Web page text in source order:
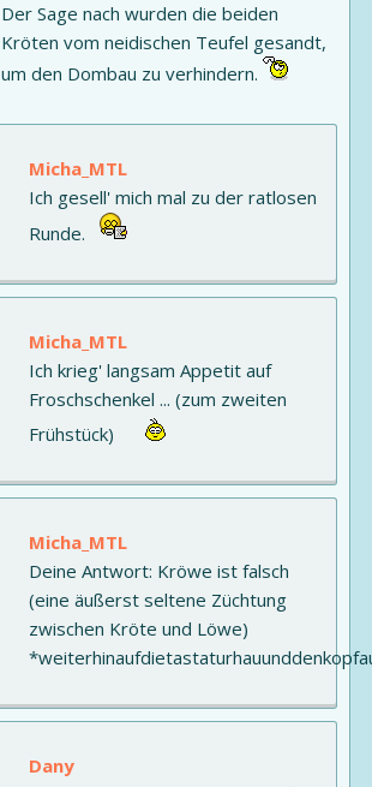
Der Sage nach wurden die beiden
Kröten vom neidischen Teufel gesandt,
um den Dombau zu verhindern.
Micha_MTL
Ich gesell' mich mal zu der ratlosen
Runde.
Micha_MTL
Ich krieg' langsam Appetit auf
Froschschenkel ... (zum zweiten
Frühstück)
Micha_MTL
Deine Antwort: Kröwe ist falsch
(eine äußerst seltene Züchtung
zwischen Kröte und Löwe)
Dany